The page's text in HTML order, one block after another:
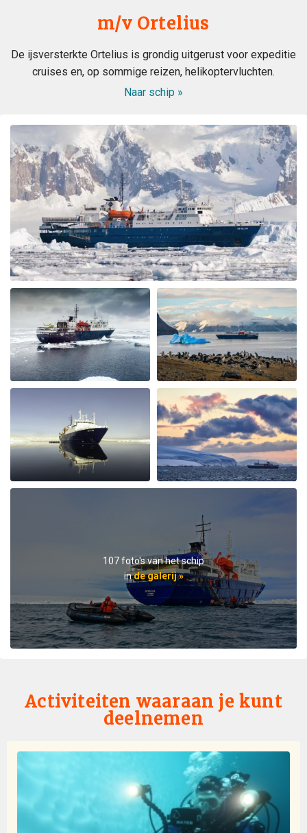
about the comfort of the cabins and common area, and
even more nervous about the meals. I had no reason to
be nervous - the ship is very modern, the cabins and
common area swell appointed. The lounge was were we
spent most of our free time mingling with fellow
travels. (When we weren’t on deck or in the bridge). The
small ship environment really fostered mingling with
both staff and other guests. The food was plentiful,
varied and of excellent quality and taste. The cruise staff
couldn’t do enough for us - they accommodated my
dietary restriction beyond what I expected. There was a
nice BBQ on deck one evening (in snow flurries….but
there was mulled wine to warm us up). Another
afternoon there was hot chocolate spiked with rum.
Every afternoon there was nice snack brought up. The
best part of the trip was the expedition team. Led by
expedition team leader Pippa and assistant leader
George, the entire team entertained us with great
lectures when they were not taking us on outings. We
saw plenty of wildlife daily. Weather prevented us from
flying to the emperor penguin colony,, but the team
took our safety seriously and we appreciated that. We
got to visit other penguin colonies, sometimes viewing
from the zodiac, and on most days landings and a walk
including 2 scenic helicopter flights. The staff paid
attention to details even for this - each flight every
passenger had a window seat. The helicopter pilots
were very friendly and made the flights very
highly recommend doing it on a small ship like the
Ortellius.
Favorite Trip Ever
I don't think I can quite put into words how amazing this
excellent - dining services memorized everyone's
needs/preferences (and names!) within the first day, the
expedition team's excitement and expertise enhanced
m/v Ortelius
De ijsversterkte Ortelius is grondig uitgerust voor expeditie
cruises en, op sommige reizen, helikoptervluchten.
Naar schip »
107 foto's van het schip
inde galerij »
Activiteiten waaraan je kunt
deelnemen